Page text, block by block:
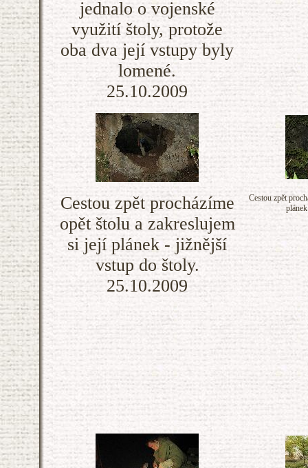
jednalo o vojenské
využití štoly, protože
oba dva její vstupy byly
lomené.
25.10.2009
Cestou zpět procházíme
opět štolu a zakreslujem
si její plánek - jižnější
vstup do štoly.
25.10.2009
Cestou zpět